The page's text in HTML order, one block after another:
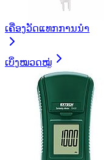
ເຄື່ອງວັດແທກການນໍາ
ເບິ່ງໝວດໝູ່